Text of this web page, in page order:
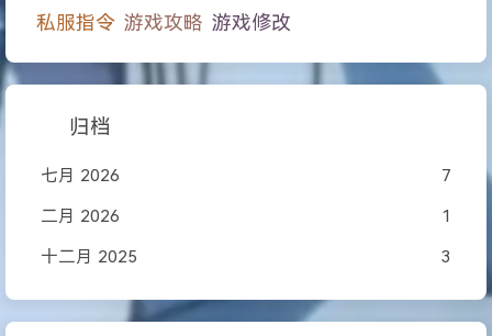
私服指令 游戏攻略 游戏修改
归档
七月 2026 7
二月 2026 1
十二月 2025 3